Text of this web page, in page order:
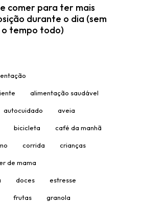
comer para ter mais
durante o dia (sem
tempo todo)
alimentação saudável
autocuidado aveia
bicicleta café da manhã
corrida crianças
de mama
doces estresse
frutas granola